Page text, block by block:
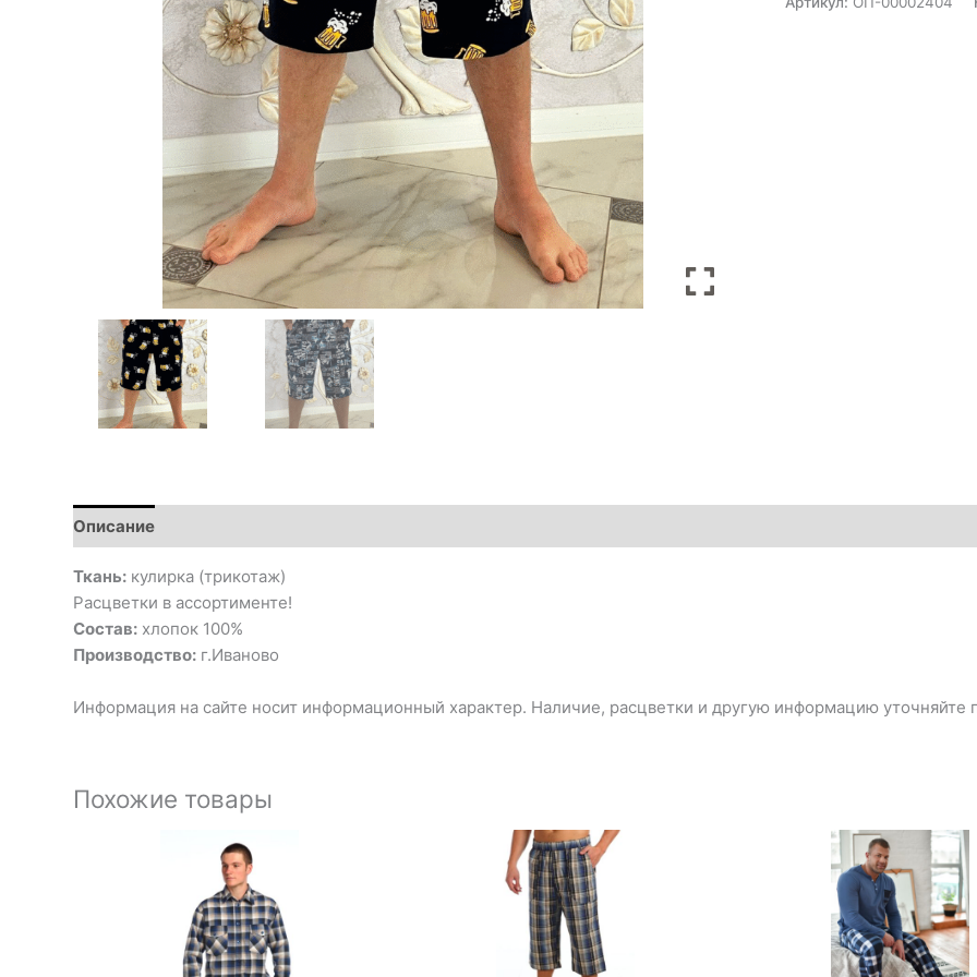
Описание
Ткань: кулирка (трикотаж)
Расцветки в ассортименте!
Состав: хлопок 100%
Производство: г.Иваново
Информация на сайте носит информационный характер. Наличие, расцветки и другую информацию уточняйте
Похожие товары
770₽
–
1
990₽